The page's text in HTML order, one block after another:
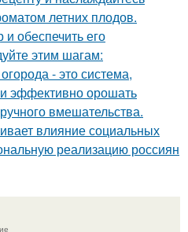
летних плодов.
и обеспечить его
этим шагам:
- это система,
эффективно орошать
вмешательства.
влияние социальных
реализацию россиян